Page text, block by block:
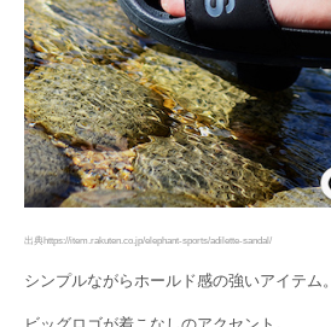
出典https://item.rakuten.co.jp/elephant-sports/adilette-sandal/
シンプルながらホールド感の強いアイテム。